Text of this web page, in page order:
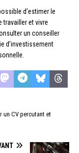
d’estimer le
travailler et vivre
un conseiller
d’investissement
un CV percutant et